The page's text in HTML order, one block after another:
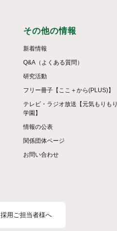
その他の情報
新着情報
Q&A（よくある質問）
研究活動
フリー冊子【ここ＋から(PLUS)】
テレビ・ラジオ放送【元気もりもり
学園】
情報の公表
関係団体ページ
お問い合わせ
採用ご担当者様へ